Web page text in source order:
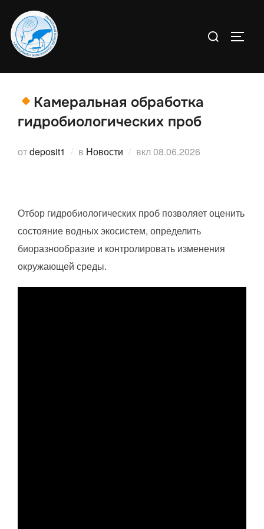
Перейти
содержимому
Поиск
Камеральная обработка
гидробиологических проб
отdeposit1 в Новости вклОпубликовано
08.06.2026
Отбор гидробиологических проб позволяет оценить
состояние водных экосистем, определить
биоразнообразие и контролировать изменения
окружающей среды.